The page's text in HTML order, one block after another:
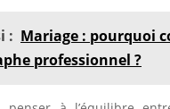
: Mariage : pourquoi
professionnel ?